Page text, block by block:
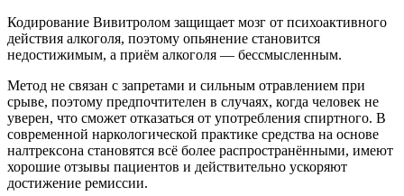
Кодирование Вивитролом защищает мозг от психоактивного
действия алкоголя, поэтому опьянение становится
недостижимым, а приём алкоголя — бессмысленным.
Метод не связан с запретами и сильным отравлением при
срыве, поэтому предпочтителен в случаях, когда человек не
уверен, что сможет отказаться от употребления спиртного. В
современной наркологической практике средства на основе
налтрексона становятся всё более распространёнными, имеют
хорошие отзывы пациентов и действительно ускоряют
достижение ремиссии.